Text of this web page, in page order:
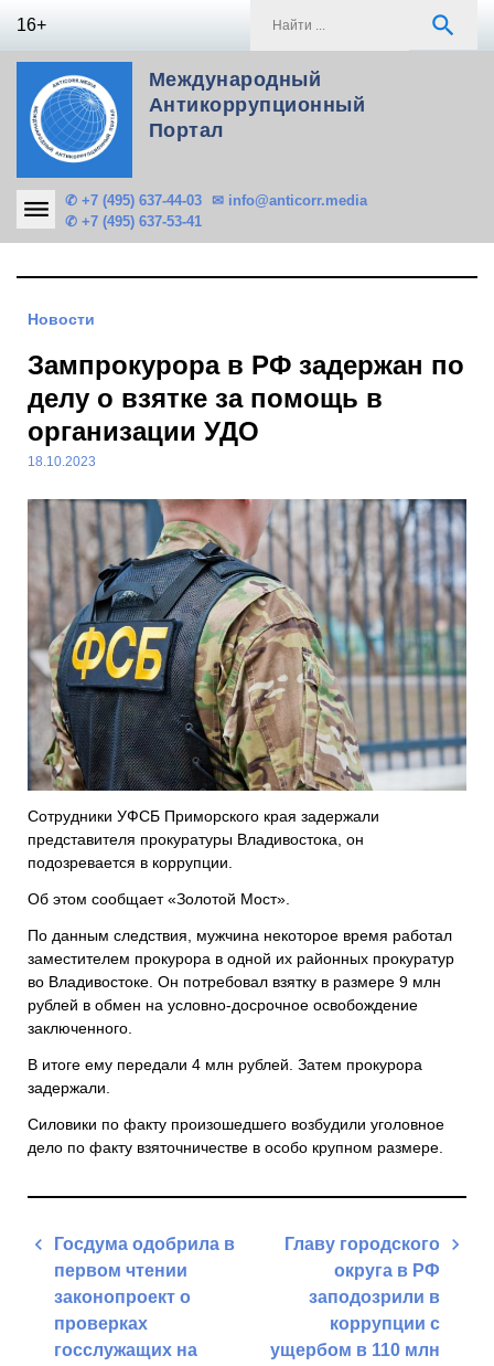
16+ search
Международный
Антикоррупционный
Портал
✆ +7 (495) 637-44-03
✆ +7 (495) 637-53-41
✉ info@anticorr.media
Новости
Зампрокурора в РФ задержан по
делу о взятке за помощь в
организации УДО
18.10.2023
Сотрудники УФСБ Приморского края задержали
представителя прокуратуры Владивостока, он
подозревается в коррупции.
Об этом сообщает «Золотой Мост».
По данным следствия, мужчина некоторое время работал
заместителем прокурора в одной их районных прокуратур
во Владивостоке. Он потребовал взятку в размере 9 млн
рублей в обмен на условно-досрочное освобождение
заключенного.
В итоге ему передали 4 млн рублей. Затем прокурора
задержали.
Силовики по факту произошедшего возбудили уголовное
дело по факту взяточничестве в особо крупном размере.
Навигация
записям
Госдума одобрила в
первом чтении
законопроект о
проверках
госслужащих на
Главу городского
округа в РФ
заподозрили в
коррупции с
ущербом в 110 млн